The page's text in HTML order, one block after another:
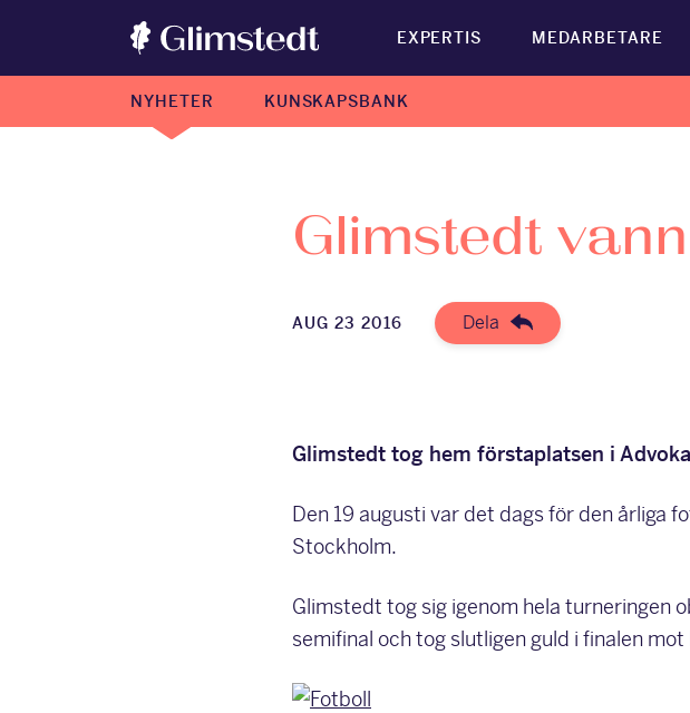
EXPERTIS MEDARBETARE
NYHETER KUNSKAPSBANK
Glimstedt
AUG 23 2016 Dela
Glimstedt tog hem förstaplatsen i
Den 19 augusti var det dags för den årliga
Stockholm.
Glimstedt tog sig igenom hela turneringen
semifinal och tog slutligen guld i finalen